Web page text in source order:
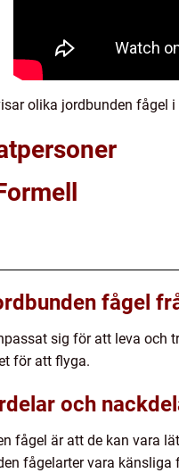
olika jordbunden fågel
fågel
sig för att leva och
för att flyga.
och
fågel är att de kan vara
fågelarter vara